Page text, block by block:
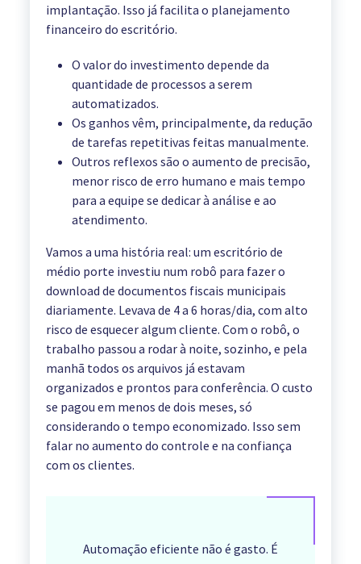
implantação. Isso já facilita o planejamento
financeiro do escritório.
O valor do investimento depende da
quantidade de processos a serem
automatizados.
Os ganhos vêm, principalmente, da redução
de tarefas repetitivas feitas manualmente.
Outros reflexos são o aumento de precisão,
menor risco de erro humano e mais tempo
para a equipe se dedicar à análise e ao
atendimento.
Vamos a uma história real: um escritório de
médio porte investiu num robô para fazer o
download de documentos fiscais municipais
diariamente. Levava de 4 a 6 horas/dia, com alto
risco de esquecer algum cliente. Com o robô, o
trabalho passou a rodar à noite, sozinho, e pela
manhã todos os arquivos já estavam
organizados e prontos para conferência. O custo
se pagou em menos de dois meses, só
considerando o tempo economizado. Isso sem
falar no aumento do controle e na confiança
com os clientes.
Automação eficiente não é gasto. É